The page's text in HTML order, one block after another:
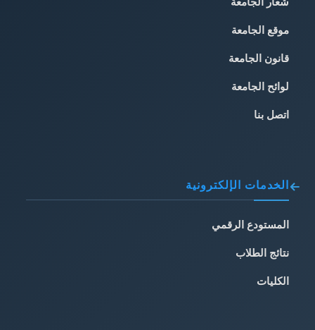
موقع الجامعة
قانون الجامعة
لوائح الجامعة
اتصل بنا
الخدمات الإلكترونية
المستودع الرقمي
نتائج الطلاب
الكليات